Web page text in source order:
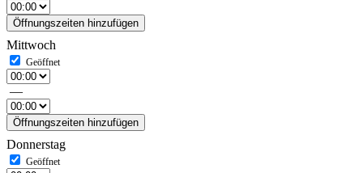
Öffnungszeiten hinzufügen
Mittwoch
—
Öffnungszeiten hinzufügen
Donnerstag